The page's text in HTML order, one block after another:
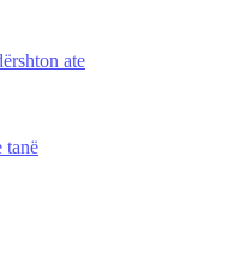
ate
tanë